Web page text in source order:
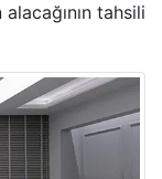
SUÇU
tahsili